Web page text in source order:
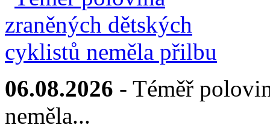
06.08.2026 - Téměř
neměla...